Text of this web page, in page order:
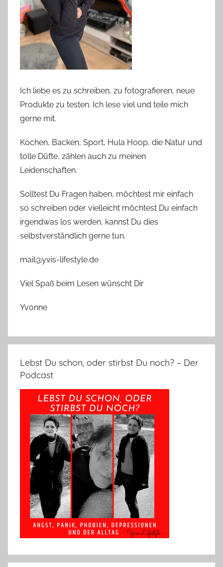
Ich liebe es zu schreiben, zu fotografieren, neue
Produkte zu testen. Ich lese viel und teile mich
gerne mit.
Kochen, Backen, Sport, Hula Hoop, die Natur und
tolle Düfte, zählen auch zu meinen
Leidenschaften.
Solltest Du Fragen haben, möchtest mir einfach
so schreiben oder vielleicht möchtest Du einfach
irgendwas los werden, kannst Du dies
selbstverständlich gerne tun.
mail@yvis-lifestyle.de
Viel Spaß beim Lesen wünscht Dir
Yvonne
Lebst Du schon, oder stirbst Du noch? – Der
Podcast